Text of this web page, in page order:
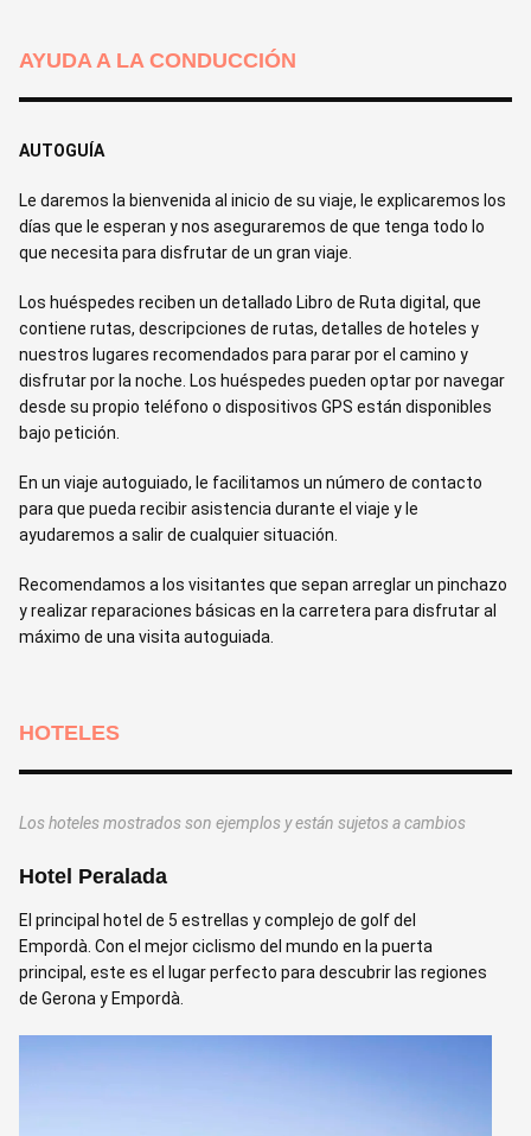
AYUDA A LA CONDUCCIÓN
AUTOGUÍA
Le daremos la bienvenida al inicio de su viaje, le explicaremos los
días que le esperan y nos aseguraremos de que tenga todo lo
que necesita para disfrutar de un gran viaje.
Los huéspedes reciben un detallado Libro de Ruta digital, que
contiene rutas, descripciones de rutas, detalles de hoteles y
nuestros lugares recomendados para parar por el camino y
disfrutar por la noche. Los huéspedes pueden optar por navegar
desde su propio teléfono o dispositivos GPS están disponibles
bajo petición.
En un viaje autoguiado, le facilitamos un número de contacto
para que pueda recibir asistencia durante el viaje y le
ayudaremos a salir de cualquier situación.
Recomendamos a los visitantes que sepan arreglar un pinchazo
y realizar reparaciones básicas en la carretera para disfrutar al
máximo de una visita autoguiada.
HOTELES
Los hoteles mostrados son ejemplos y están sujetos a cambios
Hotel Peralada
El principal hotel de 5 estrellas y complejo de golf del
Empordà. Con el mejor ciclismo del mundo en la puerta
principal, este es el lugar perfecto para descubrir las regiones
de Gerona y Empordà.